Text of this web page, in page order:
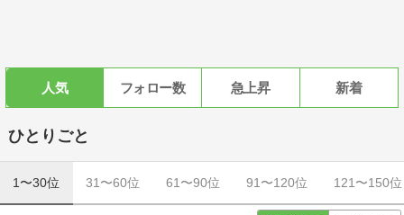
人気 フォロー数 急上昇 新着
ひとりごと
1〜30位 31〜60位 61〜90位 91〜120位 121〜150位